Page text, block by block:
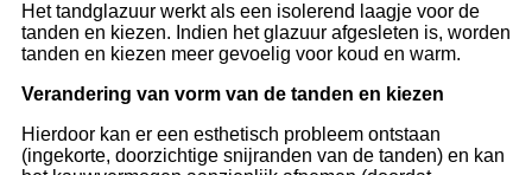
Het tandglazuur werkt als een isolerend laagje voor de
tanden en kiezen. Indien het glazuur afgesleten is, worden
tanden en kiezen meer gevoelig voor koud en warm.
Verandering van vorm van de tanden en kiezen
Hierdoor kan er een esthetisch probleem ontstaan
(ingekorte, doorzichtige snijranden van de tanden) en kan